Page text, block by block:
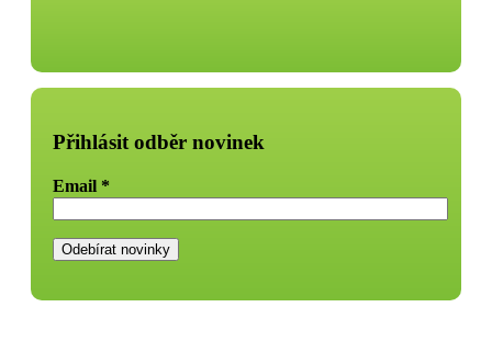
Přihlásit odběr novinek
Email *